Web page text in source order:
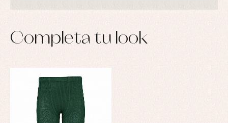
Completa tu look